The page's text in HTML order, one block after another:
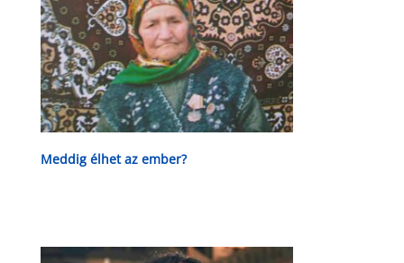
Meddig élhet az ember?